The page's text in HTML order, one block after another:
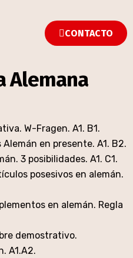
CONTACTO
Alemana
W-Fragen. A1. B1.
en presente. A1. B2.
3 posibilidades. A1. C1.
posesivos en alemán.
en alemán. Regla
demostrativo.
A1.A2.